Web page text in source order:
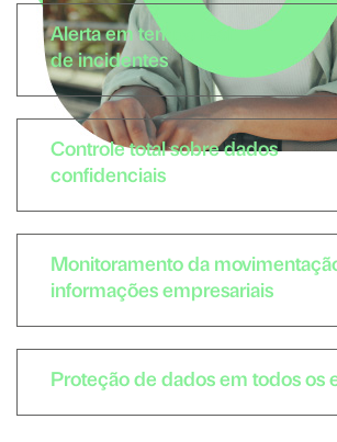
Alerta em tempo real
de incidentes
Controle total sobre dados
confidenciais
Monitoramento da
informações empresariais
Proteção de dados em todos os